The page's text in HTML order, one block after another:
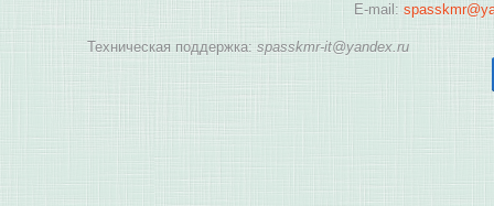
E-mail:
Техническая поддержка: spasskmr-it@yandex.ru